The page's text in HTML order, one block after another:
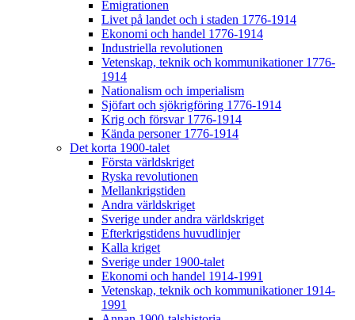
Emigrationen
Livet på landet och i staden 1776-1914
Ekonomi och handel 1776-1914
Industriella revolutionen
Vetenskap, teknik och kommunikationer 1776-
1914
Nationalism och imperialism
Sjöfart och sjökrigföring 1776-1914
Krig och försvar 1776-1914
Kända personer 1776-1914
Det korta 1900-talet
Första världskriget
Ryska revolutionen
Mellankrigstiden
Andra världskriget
Sverige under andra världskriget
Efterkrigstidens huvudlinjer
Kalla kriget
Sverige under 1900-talet
Ekonomi och handel 1914-1991
Vetenskap, teknik och kommunikationer 1914-
1991